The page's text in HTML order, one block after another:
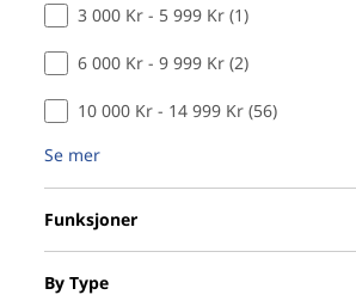
3 000 Kr - 5 999 Kr (1)
6 000 Kr - 9 999 Kr (2)
10 000 Kr - 14 999 Kr (56)
Se mer
Funksjoner
By Type